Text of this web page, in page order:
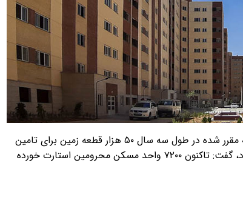
معاون مسکن شهری بنیاد مسکن کشور با بیان اینکه مقرر شده در طول سه سال ۵۰ هزار قطعه زمین برای تامین
مسکن محرومان در اختیار بنیاد مسکن قرار داده شود، گفت: تاکنون ۷۲۰۰ واحد مسکن محرومین استارت خورده